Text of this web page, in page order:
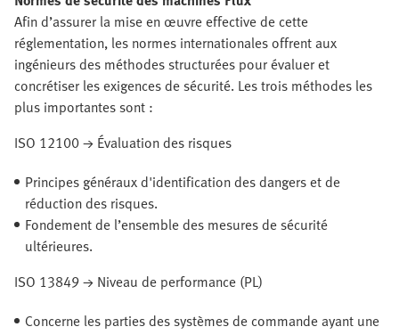
Afin d’assurer la mise en œuvre effective de cette
réglementation, les normes internationales offrent aux
ingénieurs des méthodes structurées pour évaluer et
concrétiser les exigences de sécurité. Les trois méthodes les
plus importantes sont :
ISO 12100 → Évaluation des risques
Principes généraux d'identification des dangers et de
réduction des risques.
Fondement de l’ensemble des mesures de sécurité
ultérieures.
ISO 13849 → Niveau de performance (PL)
Concerne les parties des systèmes de commande ayant une